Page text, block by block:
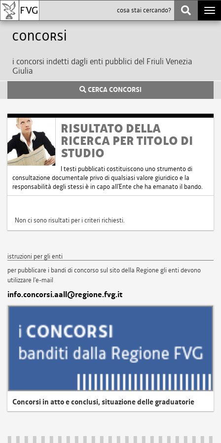
Concorsi
i concorsi indetti dagli enti pubblici del Friuli Venezia
Giulia
CERCA CONCORSI
RISULTATO DELLA
RICERCA PER TITOLO DI
STUDIO
I testi pubblicati costituiscono uno strumento di
consultazione documentale privo di qualsiasi valore giuridico e la
responsabilità degli stessi è in capo all'Ente che ha emanato il bando.
Non ci sono risultati per i criteri richiesti.
istruzioni per gli enti
per pubblicare i bandi di concorso sul sito della Regione gli enti devono
utilizzare l'e-mail
info.concorsi.aall@regione.fvg.it
Concorsi in atto e conclusi, situazione delle graduatorie